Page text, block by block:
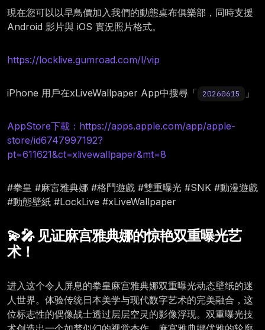
現在您可以以早鳥價加入我們的動態桌布俱樂部，同時支援
Android 影片與 iOS 實況照片格式。
https://locklive.gumroad.com/l/vip
iPhone 用戶在xLiveWallpaper App中搜尋「 20260615 」
AppStore下載：https://apps.apple.com/app/apple-
store/id6747997192?
pt=611621&ct=xlivewallpaper&mt=8
#拳皇 #麻宮雅典娜 #格鬥遊戲 #雙重曝光 #SNK #動漫遊戲
#動態壁紙 #LockLive #xLiveWallpaper
💫🎤 见证麻宫雅典娜的惊艳双重曝光艺
术！
进入这个令人屏息的拳皇麻宫雅典娜双重曝光动态壁纸的迷
人世界。体验传统日本美学与现代数字艺术的完美融合，这
位标志性的偶像战士透过层层空灵的影像浮现。双重曝光技